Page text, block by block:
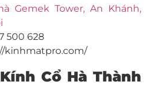
Gemek Tower, An Khánh,
500 628
kinhmatpro.com/
Cổ Hà Thành